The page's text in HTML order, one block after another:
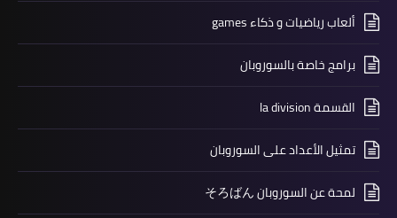
ألعاب رياضيات و ذكاء games
برامج خاصة بالسوروبان
القسمة la division
تمثيل الأعداد على السوروبان
لمحة عن السوروبان そろばん